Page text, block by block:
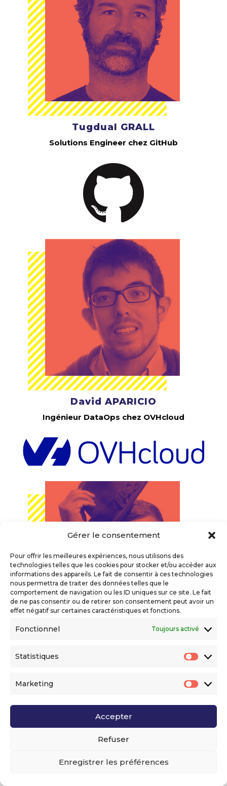
Gérer le consentement
Pour offrir les meilleures expériences, nous utilisons des
technologies telles que les cookies pour stocker et/ou accéder aux
informations des appareils. Le fait de consentir à ces technologies
nous permettra de traiter des données telles que le
comportement de navigation ou les ID uniques sur ce site. Le fait
de ne pas consentir ou de retirer son consentement peut avoir un
effet négatif sur certaines caractéristiques et fonctions.
Fonctionnel Toujours activé
Statistiques
Marketing
Accepter
Refuser
Enregistrer les préférences
Tugdual GRALL
Solutions Engineer chez GitHub
David APARICIO
Ingénieur DataOps chez OVHcloud
Senior Principal Software Engineer chez